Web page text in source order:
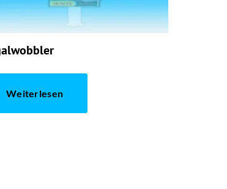
Weiterlesen